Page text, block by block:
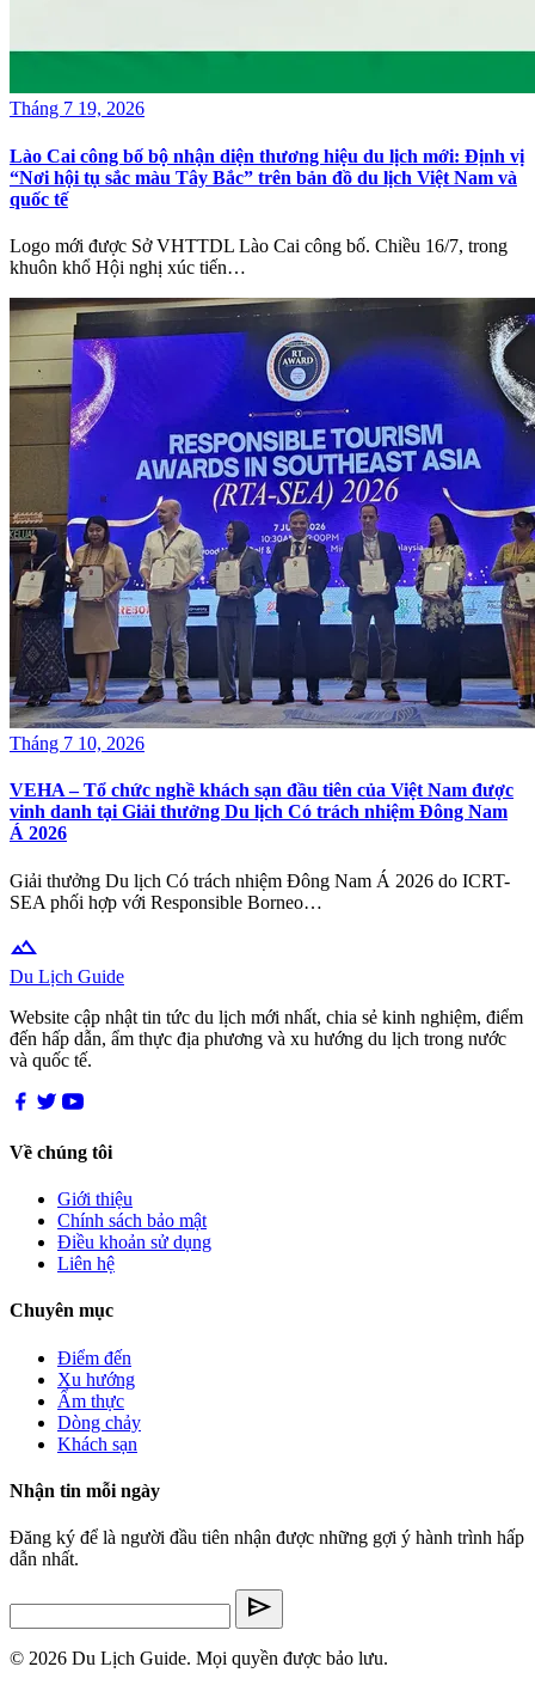
Tháng 7 19, 2026
Lào Cai công bố bộ nhận diện thương hiệu du lịch mới: Định vị
“Nơi hội tụ sắc màu Tây Bắc” trên bản đồ du lịch Việt Nam và
quốc tế
Logo mới được Sở VHTTDL Lào Cai công bố. Chiều 16/7, trong
khuôn khổ Hội nghị xúc tiến…
Tháng 7 10, 2026
VEHA – Tổ chức nghề khách sạn đầu tiên của Việt Nam được
vinh danh tại Giải thưởng Du lịch Có trách nhiệm Đông Nam
Á 2026
Giải thưởng Du lịch Có trách nhiệm Đông Nam Á 2026 do ICRT-
SEA phối hợp với Responsible Borneo…
terrain
Du Lịch Guide
Website cập nhật tin tức du lịch mới nhất, chia sẻ kinh nghiệm, điểm
đến hấp dẫn, ẩm thực địa phương và xu hướng du lịch trong nước
và quốc tế.
Về chúng tôi
Giới thiệu
Chính sách bảo mật
Điều khoản sử dụng
Liên hệ
Chuyên mục
Điểm đến
Xu hướng
Ẩm thực
Dòng chảy
Khách sạn
Nhận tin mỗi ngày
Đăng ký để là người đầu tiên nhận được những gợi ý hành trình hấp
dẫn nhất.
send
© 2026 Du Lịch Guide. Mọi quyền được bảo lưu.